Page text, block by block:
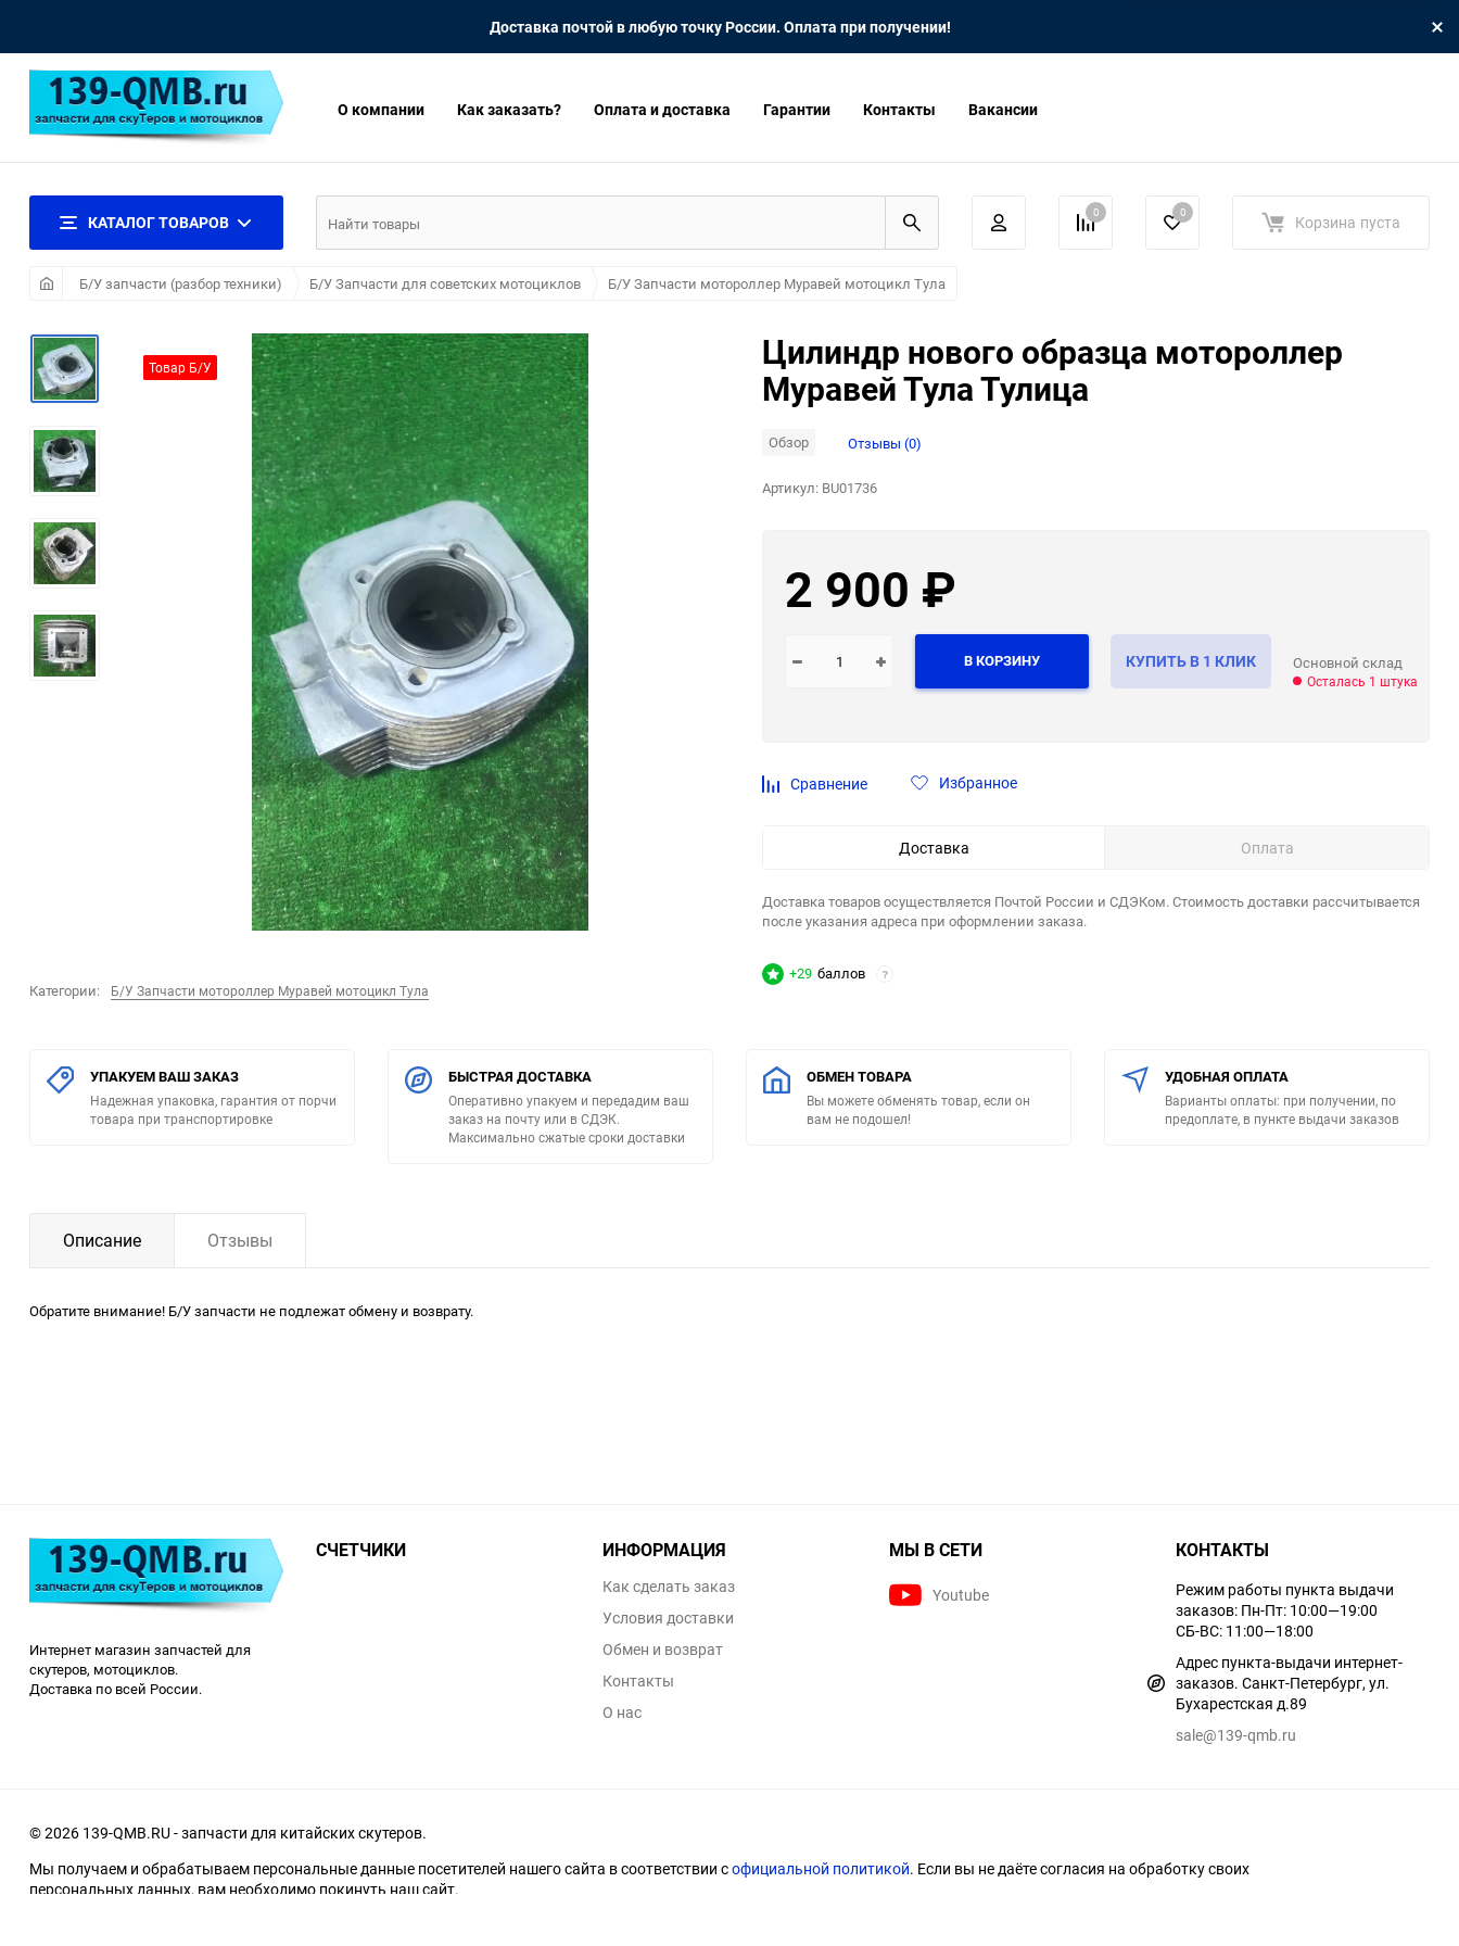
Доставка почтой в любую точку России. Оплата при получении!
О компании Как заказать? Оплата и доставка Гарантии Контакты Вакансии
КАТАЛОГ ТОВАРОВ 0 0 Корзина пуста
Б/У запчасти (разбор техники) Б/У Запчасти для советских мотоциклов Б/У Запчасти мотороллер Муравей мотоцикл Тула
Товар Б/У
Категории: Б/У Запчасти мотороллер Муравей мотоцикл Тула
Цилиндр нового образца мотороллер
Муравей Тула Тулица
Обзор Отзывы (0)
Артикул: BU01736
2 900 ₽
В КОРЗИНУ КУПИТЬ В 1 КЛИК Основной склад
Осталась 1 штука
Сравнение Избранное
Доставка Оплата
Доставка товаров осуществляется Почтой России и СДЭКом. Стоимость доставки рассчитывается
после указания адреса при оформлении заказа.
+29 баллов ?
УПАКУЕМ ВАШ ЗАКАЗ
Надежная упаковка, гарантия от порчи
товара при транспортировке
БЫСТРАЯ ДОСТАВКА
Оперативно упакуем и передадим ваш
заказ на почту или в СДЭК.
Максимально сжатые сроки доставки
ОБМЕН ТОВАРА
Вы можете обменять товар, если он
вам не подошел!
УДОБНАЯ ОПЛАТА
Варианты оплаты: при получении, по
предоплате, в пункте выдачи заказов
Описание Отзывы
Обратите внимание! Б/У запчасти не подлежат обмену и возврату.
Интернет магазин запчастей для
скутеров, мотоциклов.
Доставка по всей России.
СЧЕТЧИКИ ИНФОРМАЦИЯ
Как сделать заказ
Условия доставки
Обмен и возврат
Контакты
О нас
МЫ В СЕТИ
Youtube
КОНТАКТЫ
Режим работы пункта выдачи
заказов: Пн-Пт: 10:00—19:00
СБ-ВС: 11:00—18:00
Адрес пункта-выдачи интернет-
заказов. Санкт-Петербург, ул.
Бухарестская д.89
sale@139-qmb.ru
© 2026 139-QMB.RU - запчасти для китайских скутеров.
Мы получаем и обрабатываем персональные данные посетителей нашего сайта в соответствии софициальной политикой. Если вы не даёте согласия на обработку своих
персональных данных, вам необходимо покинуть наш сайт.